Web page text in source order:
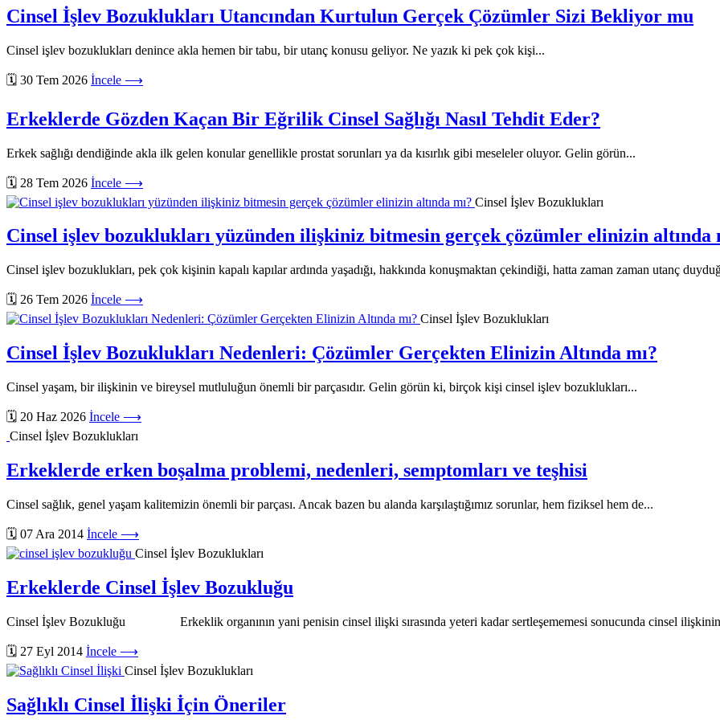
Cinsel İşlev Bozuklukları Utancından Kurtulun Gerçek Çözümler Sizi Bekliyor mu
Cinsel işlev bozuklukları denince akla hemen bir tabu, bir utanç konusu geliyor. Ne yazık ki pek çok kişi...
🗓️ 30 Tem 2026 İncele ⟶
Erkeklerde Gözden Kaçan Bir Eğrilik Cinsel Sağlığı Nasıl Tehdit Eder?
Erkek sağlığı dendiğinde akla ilk gelen konular genellikle prostat sorunları ya da kısırlık gibi meseleler oluyor. Gelin görün...
🗓️ 28 Tem 2026 İncele ⟶
Cinsel İşlev Bozuklukları
Cinsel işlev bozuklukları yüzünden ilişkiniz bitmesin gerçek çözümler elinizin altında
Cinsel işlev bozuklukları, pek çok kişinin kapalı kapılar ardında yaşadığı, hakkında konuşmaktan çekindiği, hatta zaman zaman utanç
🗓️ 26 Tem 2026 İncele ⟶
Cinsel İşlev Bozuklukları
Cinsel İşlev Bozuklukları Nedenleri: Çözümler Gerçekten Elinizin Altında mı?
Cinsel yaşam, bir ilişkinin ve bireysel mutluluğun önemli bir parçasıdır. Gelin görün ki, birçok kişi cinsel işlev bozuklukları...
🗓️ 20 Haz 2026 İncele ⟶
Cinsel İşlev Bozuklukları
Erkeklerde erken boşalma problemi, nedenleri, semptomları ve teşhisi
Cinsel sağlık, genel yaşam kalitemizin önemli bir parçası. Ancak bazen bu alanda karşılaştığımız sorunlar, hem fiziksel hem de...
🗓️ 07 Ara 2014 İncele ⟶
Cinsel İşlev Bozuklukları
Erkeklerde Cinsel İşlev Bozukluğu
Cinsel İşlev Bozukluğu Erkeklik organının yani penisin cinsel ilişki sırasında yeteri kadar sertleşememesi sonucunda cinsel ilişkinin
🗓️ 27 Eyl 2014 İncele ⟶
Cinsel İşlev Bozuklukları
Sağlıklı Cinsel İlişki İçin Öneriler